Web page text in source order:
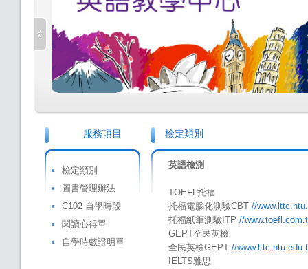
服務項目
檢定類別
圖書管理辦法
C102 自學時段
閱讀心得單
自學時數證明單
檢定類別
英語檢測
TOEFL托福
托福電腦化測驗CBT //
托福紙筆測驗ITP //
GEPT全民英檢
全民英檢GEPT //
IELTS雅思